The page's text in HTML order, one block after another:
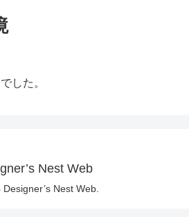
した。
Nest Web
Nest Web.